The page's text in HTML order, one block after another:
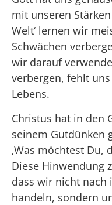
mit unseren
Welt‘ lernen wir
Schwächen
wir darauf
verbergen, fehlt
Lebens.
Christus hat in den
seinem Gutdünken
‚Was möchtest Du,
Diese Hinwendung
dass wir nicht
handeln, sondern